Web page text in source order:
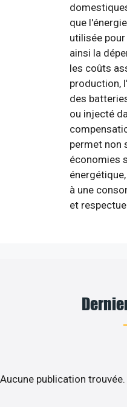
que
utilisée
ainsi la
les coûts
production,
des
ou injecté
permet non
économies
à une
et
Aucune publication trouvée.